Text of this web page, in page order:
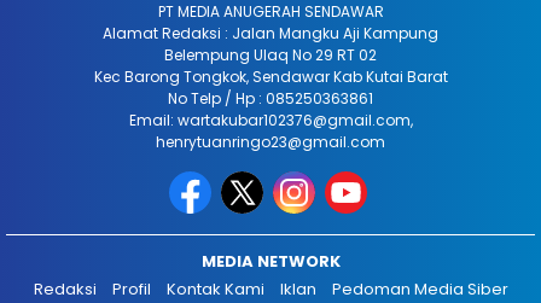
PT MEDIA ANUGERAH SENDAWAR
Alamat Redaksi : Jalan Mangku Aji Kampung
Belempung Ulaq No 29 RT 02
Kec Barong Tongkok, Sendawar Kab Kutai Barat
No Telp / Hp : 085250363861
Email: wartakubar102376@gmail.com,
henrytuanringo23@gmail.com
MEDIA NETWORK
Redaksi
Profil Kontak Kami Iklan
Pedoman Media Siber